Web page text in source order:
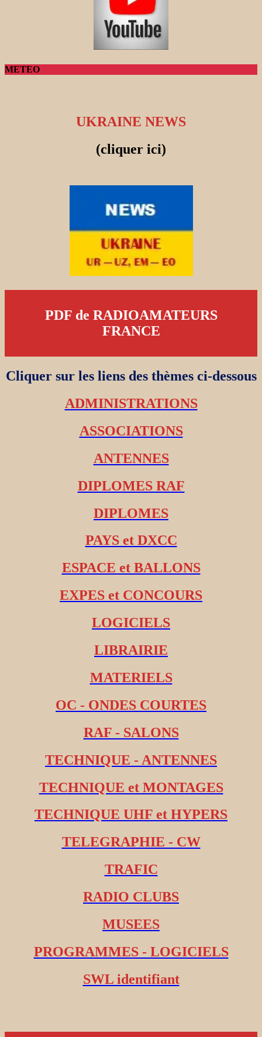
METEO
UKRAINE NEWS
(cliquer ici)
PDF de RADIOAMATEURS
FRANCE
Cliquer sur les liens des thèmes ci-dessous
ADMINISTRATIONS
ASSOCIATIONS
ANTENNES
DIPLOMES RAF
DIPLOMES
PAYS et DXCC
ESPACE et BALLONS
EXPES et CONCOURS
LOGICIELS
LIBRAIRIE
MATERIELS
OC - ONDES COURTES
RAF - SALONS
TECHNIQUE - ANTENNES
TECHNIQUE et MONTAGES
TECHNIQUE UHF et HYPERS
TELEGRAPHIE - CW
TRAFIC
RADIO CLUBS
MUSEES
PROGRAMMES - LOGICIELS
SWL identifiant